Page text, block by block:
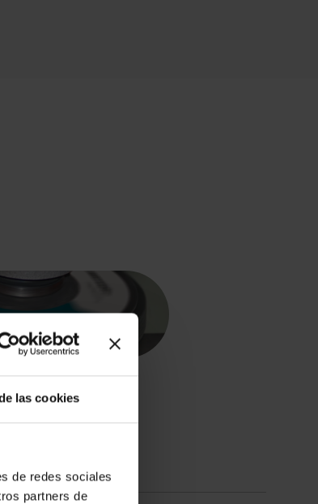
las cookies
de redes sociales
partners de